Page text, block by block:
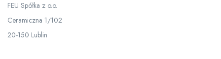
FEU Spółka z o.o.
Ceramiczna 1/102
20-150 Lublin